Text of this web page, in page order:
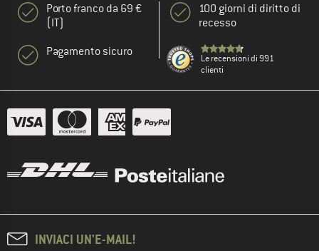
Porto franco da 69 €
(IT)
Pagamento sicuro
100 giorni di diritto di
recesso
Le recensioni di 991
clienti
INVIACI UN'E-MAIL!